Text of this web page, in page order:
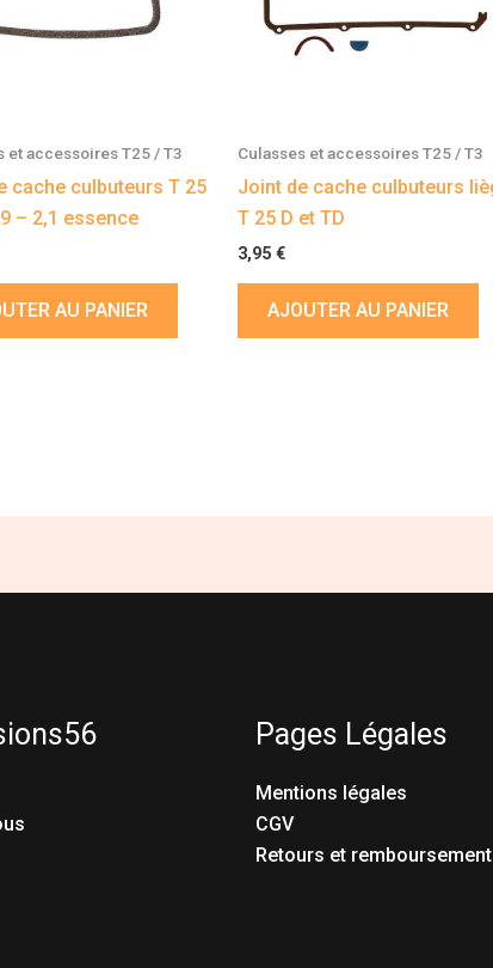
et accessoires T25 / T3
cache culbuteurs T 25
– 2,1 essence
AU PANIER
Culasses et accessoires T25 / T3
Joint de cache culbuteurs
T 25 D et TD
3,95 €
AJOUTER AU PANIER
Pages Légales
Mentions légales
CGV
Retours et